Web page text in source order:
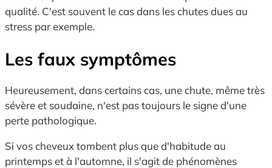
qualité. C'est souvent le cas dans les chutes dues au
stress par exemple.
Les faux symptômes
Heureusement, dans certains cas, une chute, même très
sévère et soudaine, n'est pas toujours le signe d'une
perte pathologique.
Si vos cheveux tombent plus que d'habitude au
printemps et à l'automne, il s'agit de phénomènes